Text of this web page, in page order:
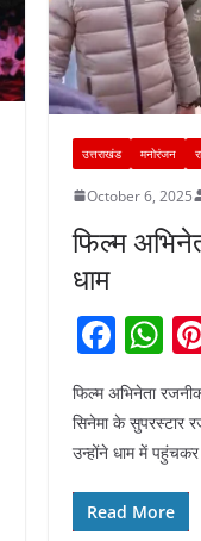
उत्तराखंड मनोरंजन
October 6, 2025
फिल्म
धाम
F
a
c
e
b
o
W
h
at
s
A
p
फिल्म अभिनेता
सिनेमा के सुपरस्टार
उन्होंने धाम में पहुंचकर
Read More